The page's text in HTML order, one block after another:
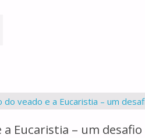
Eucaristia – um desafio